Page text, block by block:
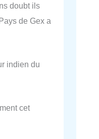
doubt ils
de Gex a
indien du
cet